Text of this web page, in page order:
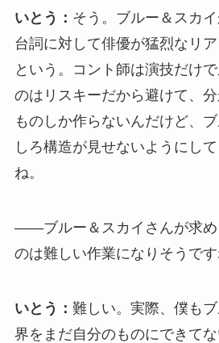
いとう： そう。ブルー＆スカ
台詞に対して俳優が猛烈なリ
という。コント師は演技だけ
のはリスキーだから避けて、
ものしか作らないんだけど、
しろ構造が見せないようにし
ね。
――ブルー＆スカイさんが求め
のは難しい作業になりそうです
いとう： 難しい。実際、僕も
界をまだ自分のものにできて